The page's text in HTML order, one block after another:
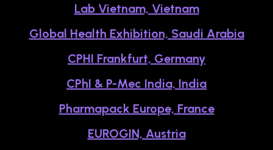
Lab Vietnam, Vietnam
Global Health Exhibition, Saudi Arabia
CPHI Frankfurt, Germany
CPhI & P-Mec India, India
Pharmapack Europe, France
EUROGIN, Austria